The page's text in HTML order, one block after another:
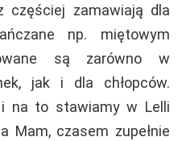
częściej zamawiają dla
np. miętowym
są zarówno w
jak i dla chłopców.
i na to stawiamy w Lelli
Mam, czasem zupełnie